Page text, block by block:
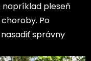
napríklad pleseň
Po
správny